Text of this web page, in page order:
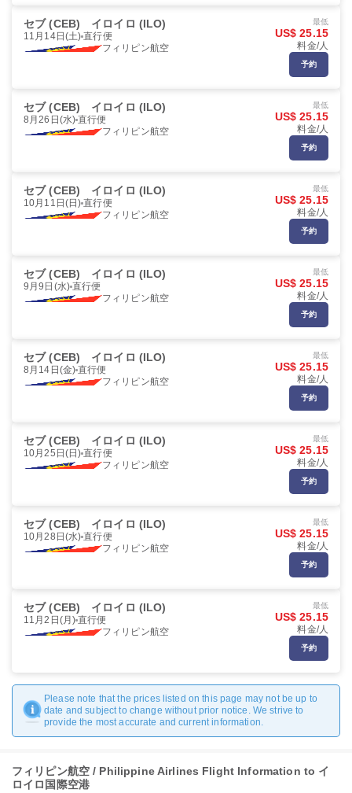
セブ (CEB) イロイロ (ILO)
11月14日(土) 直行便
フィリピン航空
最低
US$ 25.15
料金/人
予約
セブ (CEB) イロイロ (ILO)
8月26日(水) 直行便
フィリピン航空
最低
US$ 25.15
料金/人
予約
セブ (CEB) イロイロ (ILO)
10月11日(日) 直行便
フィリピン航空
最低
US$ 25.15
料金/人
予約
セブ (CEB) イロイロ (ILO)
9月9日(水) 直行便
フィリピン航空
最低
US$ 25.15
料金/人
予約
セブ (CEB) イロイロ (ILO)
8月14日(金) 直行便
フィリピン航空
最低
US$ 25.15
料金/人
予約
セブ (CEB) イロイロ (ILO)
10月25日(日) 直行便
フィリピン航空
最低
US$ 25.15
料金/人
予約
セブ (CEB) イロイロ (ILO)
10月28日(水) 直行便
フィリピン航空
最低
US$ 25.15
料金/人
予約
セブ (CEB) イロイロ (ILO)
11月2日(月) 直行便
フィリピン航空
最低
US$ 25.15
料金/人
予約
Please note that the prices listed on this page may not be up to
date and subject to change without prior notice. We strive to
provide the most accurate and current information.
フィリピン航空 / Philippine Airlines Flight Information to イ
ロイロ国際空港